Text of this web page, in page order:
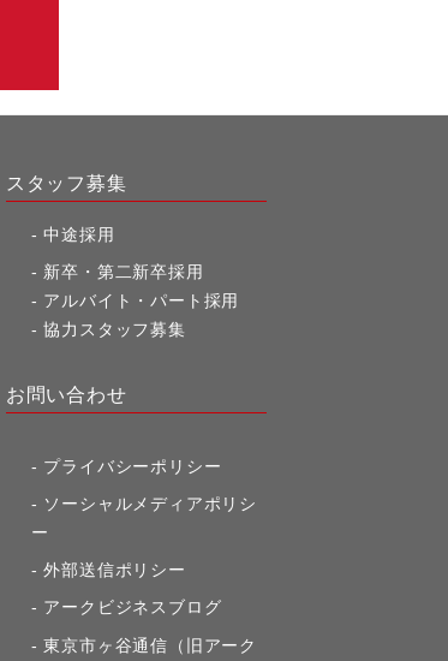
スタッフ募集
中途採用
新卒・第二新卒採用
アルバイト・パート採用
協力スタッフ募集
お問い合わせ
プライバシーポリシー
ソーシャルメディアポリシ
ー
外部送信ポリシー
アークビジネスブログ
東京市ヶ谷通信（旧アーク